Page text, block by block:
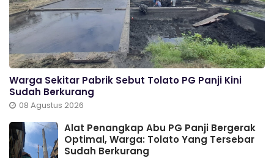
Warga Sekitar Pabrik Sebut Tolato PG Panji Kini
Sudah Berkurang
08 Agustus 2026
Alat Penangkap Abu PG Panji Bergerak
Optimal, Warga: Tolato Yang Tersebar
Sudah Berkurang